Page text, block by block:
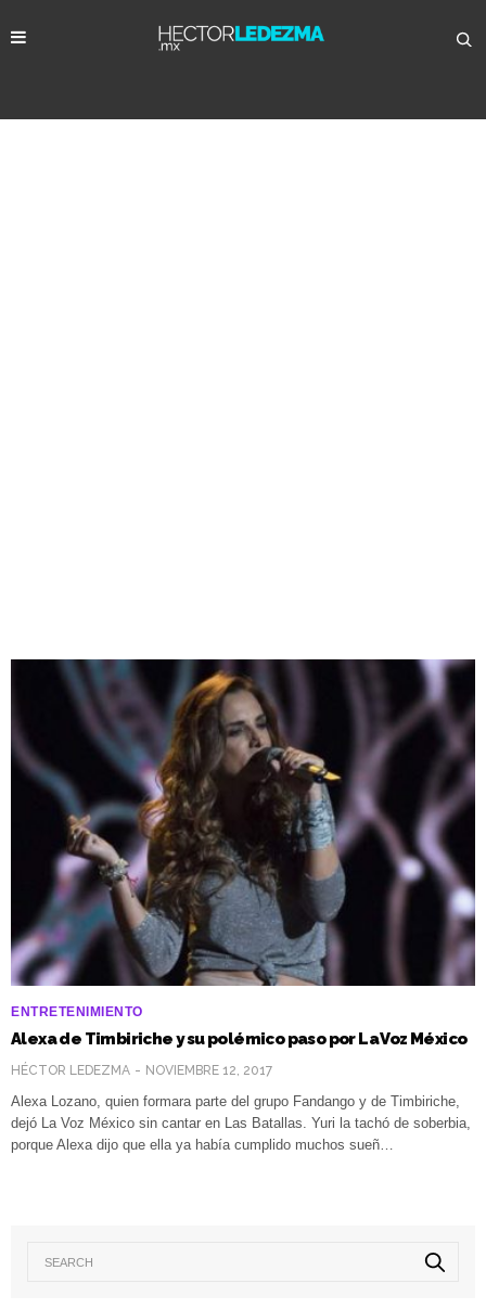
ENTRETENIMIENTO
Alexa de Timbiriche y su polémico paso por La Voz México
HÉCTOR LEDEZMA NOVIEMBRE 12, 2017
Alexa Lozano, quien formara parte del grupo Fandango y de Timbiriche,
dejó La Voz México sin cantar en Las Batallas. Yuri la tachó de soberbia,
porque Alexa dijo que ella ya había cumplido muchos sueñ…